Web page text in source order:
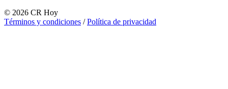
© 2026 CR Hoy
Términos y condiciones /Política de privacidad